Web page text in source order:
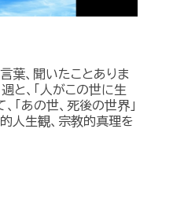
葉、聞いたことありま
と、「人がこの世に生
「あの世、死後の世界」
的人生観、宗教的真理を